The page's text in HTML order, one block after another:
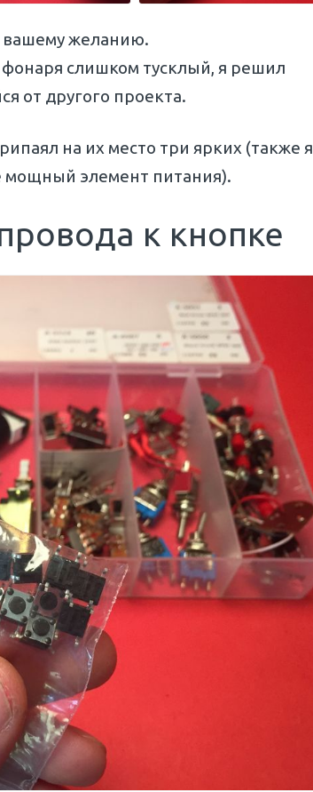
вашему желанию.
слишком тусклый, я решил
от другого проекта.
на их место три ярких (также я
мощный элемент питания).
к кнопке